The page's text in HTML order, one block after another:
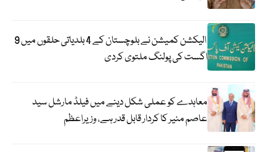
الیکشن کمیشن نے بلوچستان کے 4 بلدیاتی حلقوں میں 9
اگست کی پولنگ ملتوی کردی
معاہدے کو عملی شکل دینے میں فیلڈ مارشل سید
عاصم منیر کا کردار قابل قدر ہے، وزیراعظم